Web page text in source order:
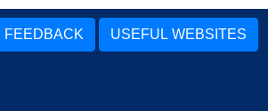
FEEDBACK USEFUL WEBSITES